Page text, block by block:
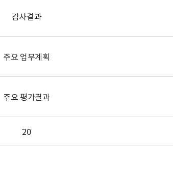
감사결과
주요 업무계획
주요 평가결과
20